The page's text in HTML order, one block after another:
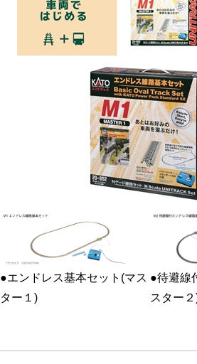
●エンドレス基本セット(マス
ター１)
●待避線
スター